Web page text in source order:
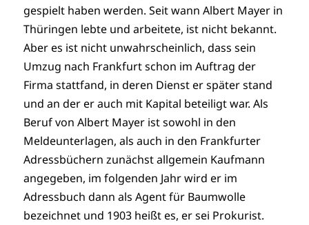
gespielt haben werden. Seit wann Albert Mayer in
Thüringen lebte und arbeitete, ist nicht bekannt.
Aber es ist nicht unwahrscheinlich, dass sein
Umzug nach Frankfurt schon im Auftrag der
Firma stattfand, in deren Dienst er später stand
und an der er auch mit Kapital beteiligt war. Als
Beruf von Albert Mayer ist sowohl in den
Meldeunterlagen, als auch in den Frankfurter
Adressbüchern zunächst allgemein Kaufmann
angegeben, im folgenden Jahr wird er im
Adressbuch dann als Agent für Baumwolle
bezeichnet und 1903 heißt es, er sei Prokurist.